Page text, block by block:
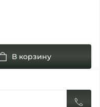
В корзину